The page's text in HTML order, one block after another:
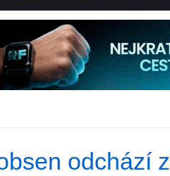
odchází